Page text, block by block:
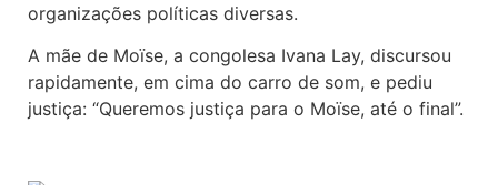
organizações políticas diversas.
A mãe de Moïse, a congolesa Ivana Lay, discursou
rapidamente, em cima do carro de som, e pediu
justiça: “Queremos justiça para o Moïse, até o final”.